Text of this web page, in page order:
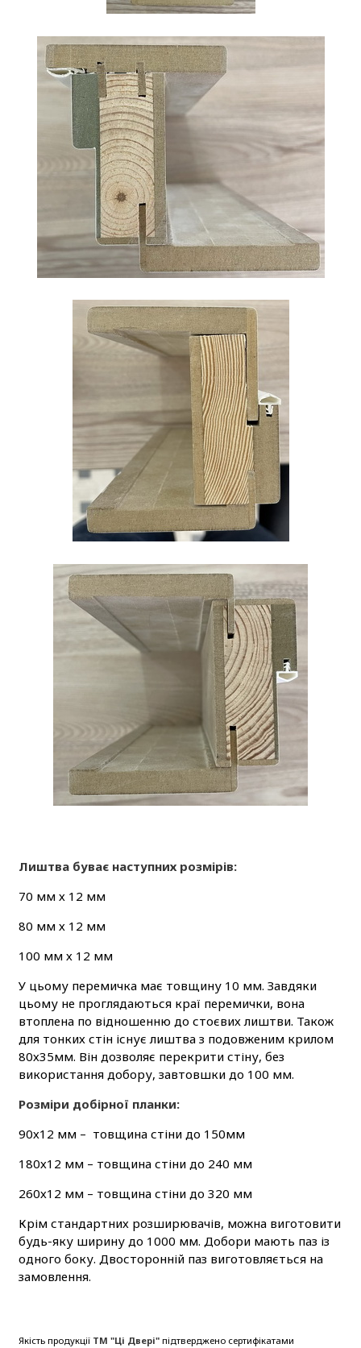
Лиштва буває наступних розмірів:
70 мм х 12 мм
80 мм х 12 мм
100 мм х 12 мм
У цьому перемичка має товщину 10 мм. Завдяки
цьому не проглядаються краї перемички, вона
втоплена по відношенню до стоєвих лиштви. Також
для тонких стін існує лиштва з подовженим крилом
80х35мм. Він дозволяє перекрити стіну, без
використання добору, завтовшки до 100 мм.
Розміри добірної планки:
90х12 мм – товщина стіни до 150мм
180х12 мм – товщина стіни до 240 мм
260х12 мм – товщина стіни до 320 мм
Крім стандартних розширювачів, можна виготовити
будь-яку ширину до 1000 мм. Добори мають паз із
одного боку. Двосторонній паз виготовляється на
замовлення.
Якість продукції ТМ "Ці Двері"підтверджено сертифікатами